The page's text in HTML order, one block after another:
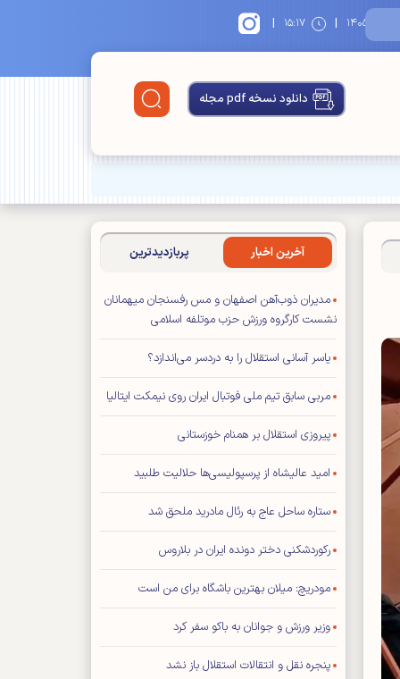
| ۱۵:۱۷ |
دانلود نسخه pdf مجله
آخرین اخبار پربازدیدترین
مدیران ذوب‌آهن اصفهان و مس رفسنجان میهمانان
نشست کارگروه ورزش حزب موتلفه اسلامی
یاسر آسانی استقلال را به دردسر می‌اندازد؟
مربی سابق تیم ملی فوتبال ایران روی نیمکت ایتالیا
پیروزی استقلال بر همنام خوزستانی
امید عالیشاه از پرسپولیسی‌ها حلالیت طلبید
ستاره ساحل عاج به رئال مادرید ملحق شد
رکوردشکنی دختر دونده ایران در بلاروس
مودریچ: میلان بهترین باشگاه برای من است
وزیر ورزش و جوانان به باکو سفر کرد
پنجره نقل و انتقالات استقلال باز نشد